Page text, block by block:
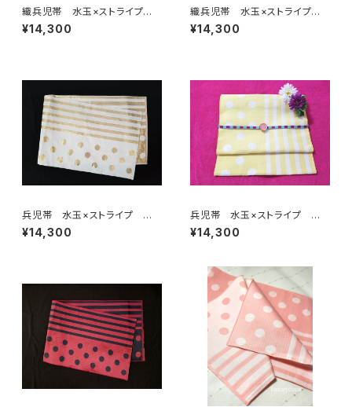
織兵児帯 水玉×ストライプ
黒×シルバー(リバーシブル)
¥14,300
織兵児帯 水玉×ストライプ
黒×ゴールド(リバーシブル)
¥14,300
兵児帯 水玉×ストライプ ホ
ワイト×ゴールド(リバーシブル)
¥14,300
兵児帯 水玉×ストライプ ホ
ワイト×イエロー(リバーシブル)
¥14,300